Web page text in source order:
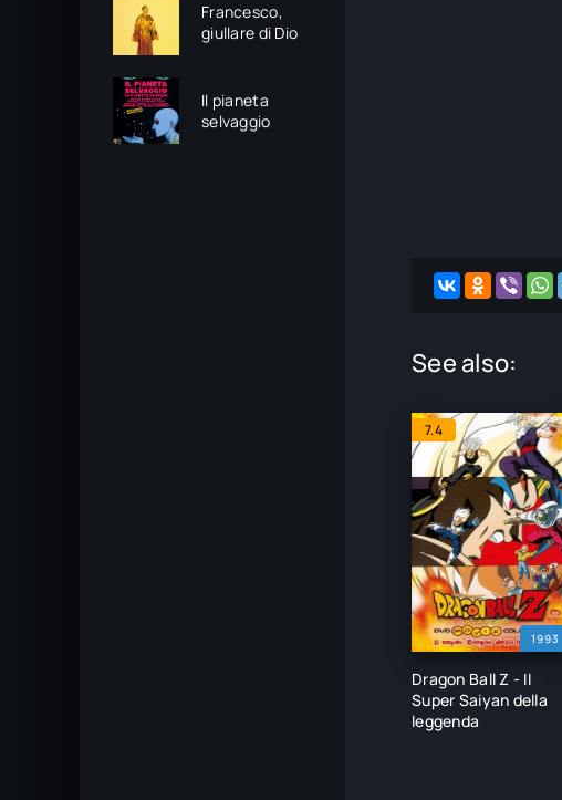
Francesco,
giullare di Dio
Il pianeta
selvaggio
See also:
1993
7.4
Dragon Ball Z - Il
Super Saiyan della
leggenda